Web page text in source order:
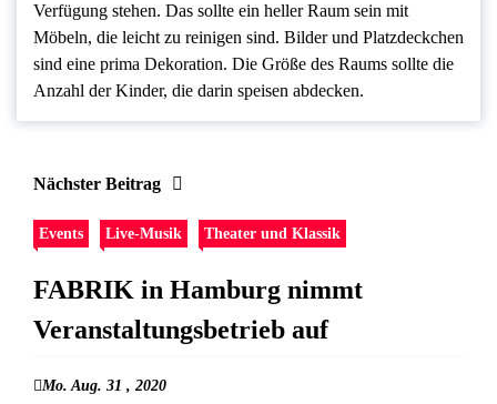
Verfügung stehen. Das sollte ein heller Raum sein mit
Möbeln, die leicht zu reinigen sind. Bilder und Platzdeckchen
sind eine prima Dekoration. Die Größe des Raums sollte die
Anzahl der Kinder, die darin speisen abdecken.
Nächster Beitrag
Events Live-Musik Theater und Klassik
FABRIK in Hamburg nimmt
Veranstaltungsbetrieb auf
Mo. Aug. 31 , 2020